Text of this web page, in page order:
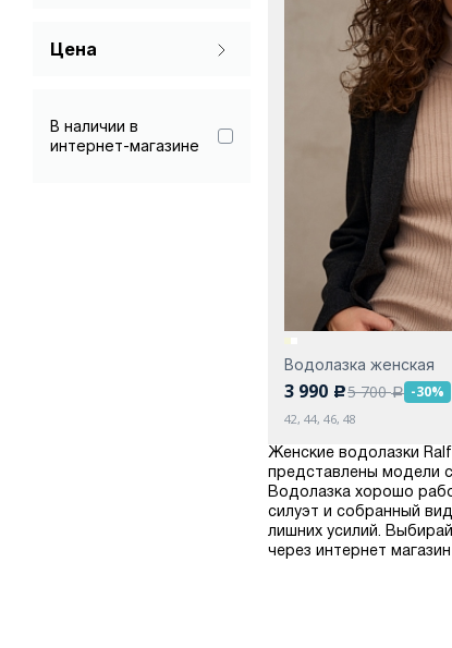
Цена
В наличии в
интернет-магазине
Водолазка женская
3 990 c5 700a -30%
42, 44, 46, 48
Женские водолазки
представлены модели
Водолазка хорошо
силуэт и собранный
лишних усилий.
через интернет